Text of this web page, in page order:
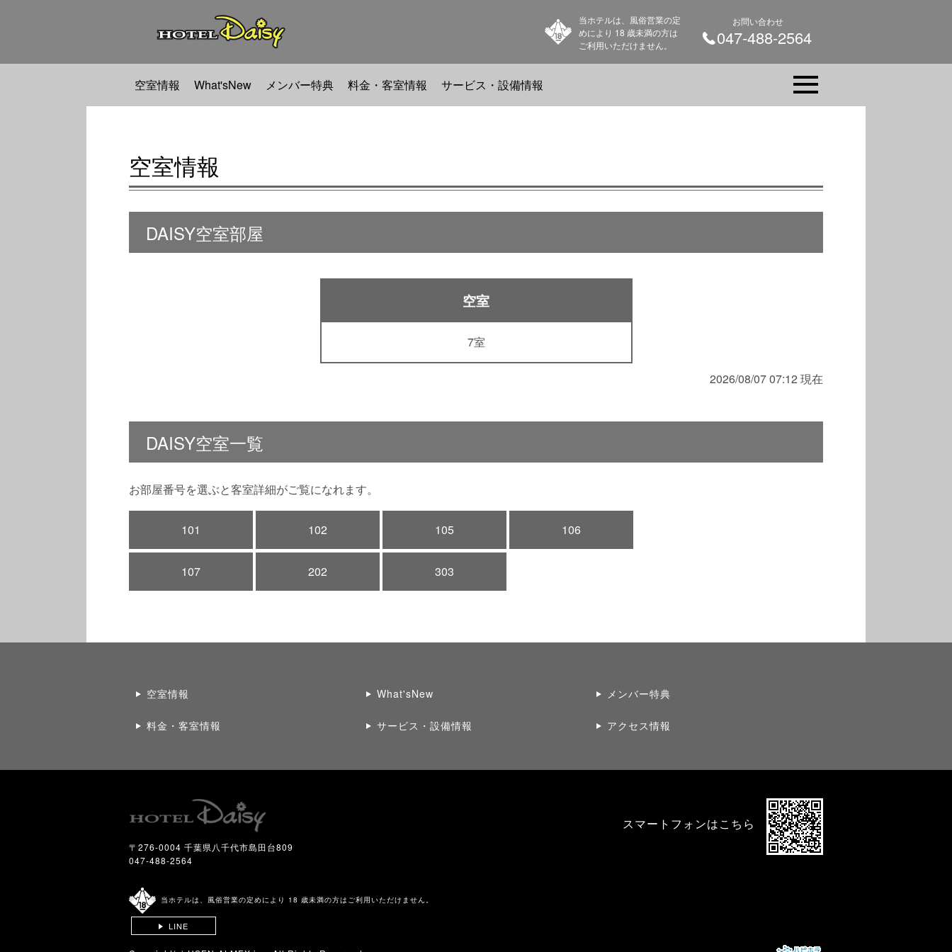
当ホテルは、風俗営業の定
めにより 18 歳未満の方は
ご利用いただけません。
お問い合わせ
047-488-2564
空室情報 What'sNew メンバー特典 料金・客室情報 サービス・設備情報
空室情報
DAISY空室部屋
空室
7室
2026/08/07 07:12 現在
DAISY空室一覧
お部屋番号を選ぶと客室詳細がご覧になれます。
101 102 105 106
107 202 303
空室情報 What'sNew メンバー特典
料金・客室情報 サービス・設備情報 アクセス情報
〒276-0004 千葉県八千代市島田台809
047-488-2564
スマートフォンはこちら
当ホテルは、風俗営業の定めにより 18 歳未満の方はご利用いただけません。
LINE